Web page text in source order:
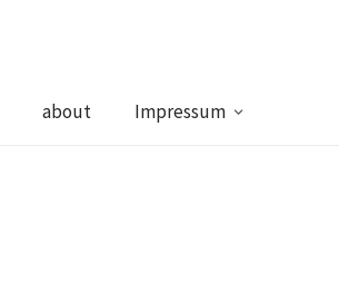
about Impressum